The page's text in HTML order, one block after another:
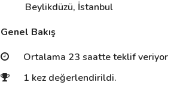
Beylikdüzü, İstanbul
Genel Bakış
Ortalama 23 saatte teklif veriyor
1 kez değerlendirildi.